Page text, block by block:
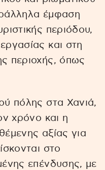
έμφαση
περιόδου,
και στη
περιοχής, όπως
πόλης στα Χανιά,
χρόνο και η
αξίας για
στο
επένδυσης, με